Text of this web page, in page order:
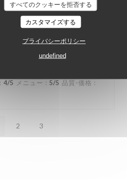
すべてのクッキーを拒否する
カスタマイズする
プライバシーポリシー
undefined
pieds dans l’eau , abrité du soleil
: 4/5 メニュー : 5/5 品質-価格 :
2 3